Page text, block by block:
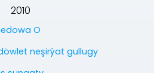
2010
O
neşirýat gullugy